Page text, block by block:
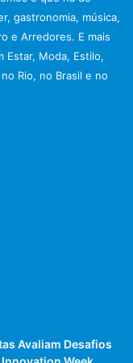
gastronomia, música,
e Arredores. E mais
Estar, Moda, Estilo,
Rio, no Brasil e no
Avaliam Desafios